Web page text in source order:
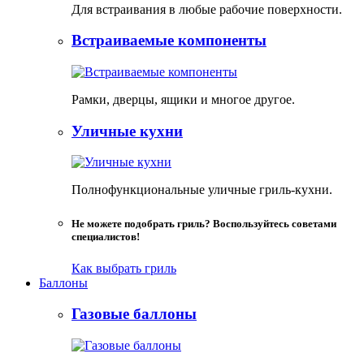
Для встраивания в любые рабочие поверхности.
Встраиваемые компоненты
Рамки, дверцы, ящики и многое другое.
Уличные кухни
Полнофункциональные уличные гриль-кухни.
Не можете подобрать гриль? Воспользуйтесь советами
специалистов!
Как выбрать гриль
Баллоны
Газовые баллоны